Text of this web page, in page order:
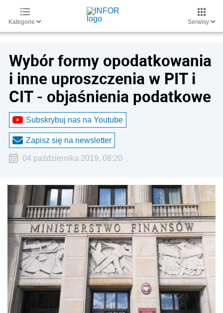
Kategorie Serwisy
Wybór formy opodatkowania
i inne uproszczenia w PIT i
CIT - objaśnienia podatkowe
Subskrybuj nas na Youtube
Zapisz się na newsletter
04 października 2019, 08:20